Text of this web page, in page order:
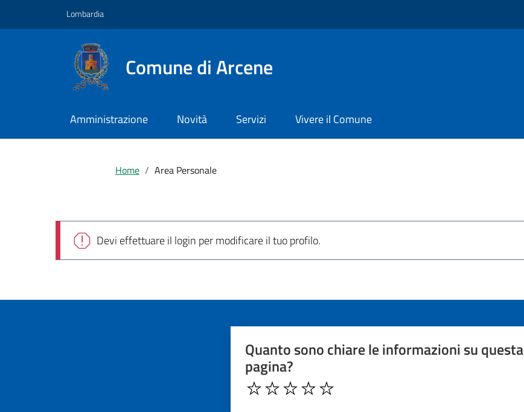
Vai ai contenutiLombardia
Comune di Arcene
Amministrazione Novità Servizi Vivere il Comune
Home Area Personale
Devi effettuare il login per modificare il tuo profilo.
Quanto sono chiare le informazioni su questa
pagina?